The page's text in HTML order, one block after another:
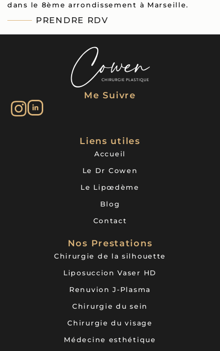
dans le 8ème arrondissement à Marseille.
PRENDRE RDV
Me Suivre
Liens utiles
Accueil
Le Dr Cowen
Le Lipœdème
Blog
Contact
Nos Prestations
Chirurgie de la silhouette
Liposuccion Vaser HD
Renuvion J-Plasma
Chirurgie du sein
Chirurgie du visage
Médecine esthétique